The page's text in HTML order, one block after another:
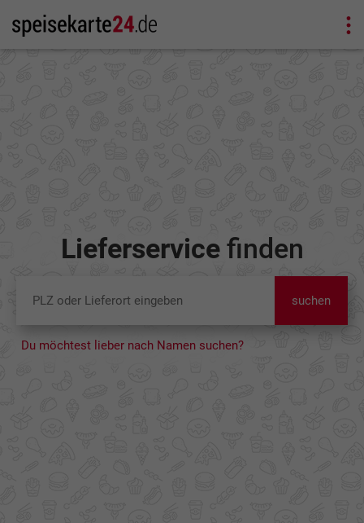
Lieferservicefinden
suchen
Du möchtest lieber nach Namen suchen?